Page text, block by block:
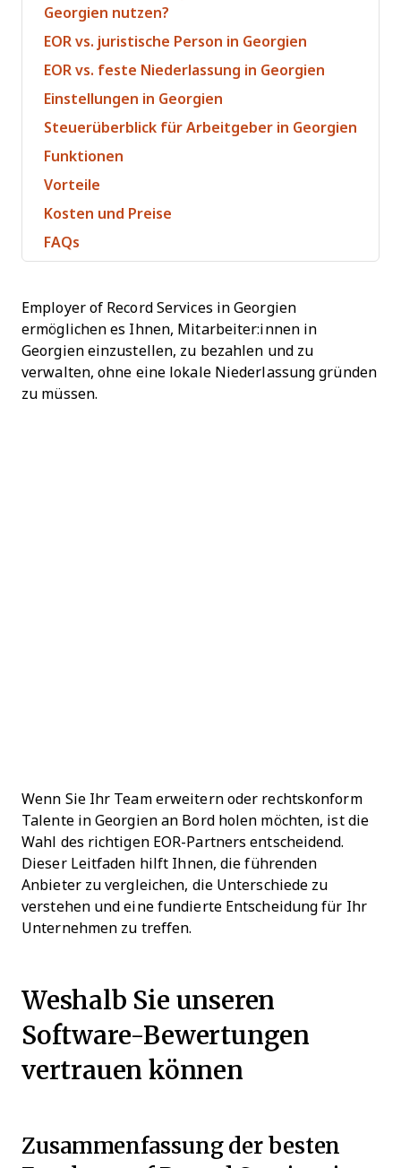
Georgien nutzen?
EOR vs. juristische Person in Georgien
EOR vs. feste Niederlassung in Georgien
Einstellungen in Georgien
Steuerüberblick für Arbeitgeber in Georgien
Funktionen
Vorteile
Kosten und Preise
FAQs
Employer of Record Services in Georgien
ermöglichen es Ihnen, Mitarbeiter:innen in
Georgien einzustellen, zu bezahlen und zu
verwalten, ohne eine lokale Niederlassung gründen
zu müssen.
Wenn Sie Ihr Team erweitern oder rechtskonform
Talente in Georgien an Bord holen möchten, ist die
Wahl des richtigen EOR-Partners entscheidend.
Dieser Leitfaden hilft Ihnen, die führenden
Anbieter zu vergleichen, die Unterschiede zu
verstehen und eine fundierte Entscheidung für Ihr
Unternehmen zu treffen.
Weshalb Sie unseren
Software-Bewertungen
vertrauen können
Zusammenfassung der besten